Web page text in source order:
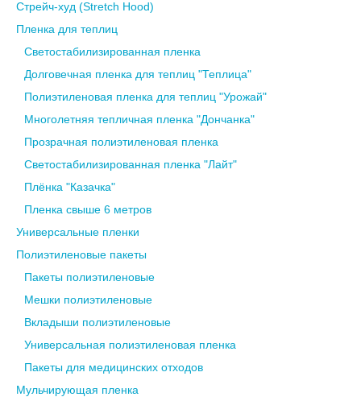
Стрейч-худ (Stretch Hood)
Пленка для теплиц
Светостабилизированная пленка
Долговечная пленка для теплиц "Теплица"
Полиэтиленовая пленка для теплиц "Урожай"
Многолетняя тепличная пленка "Дончанка"
Прозрачная полиэтиленовая пленка
Светостабилизированная пленка "Лайт"
Плёнка "Казачка"
Пленка свыше 6 метров
Универсальные пленки
Полиэтиленовые пакеты
Пакеты полиэтиленовые
Мешки полиэтиленовые
Вкладыши полиэтиленовые
Универсальная полиэтиленовая пленка
Пакеты для медицинских отходов
Мульчирующая пленка